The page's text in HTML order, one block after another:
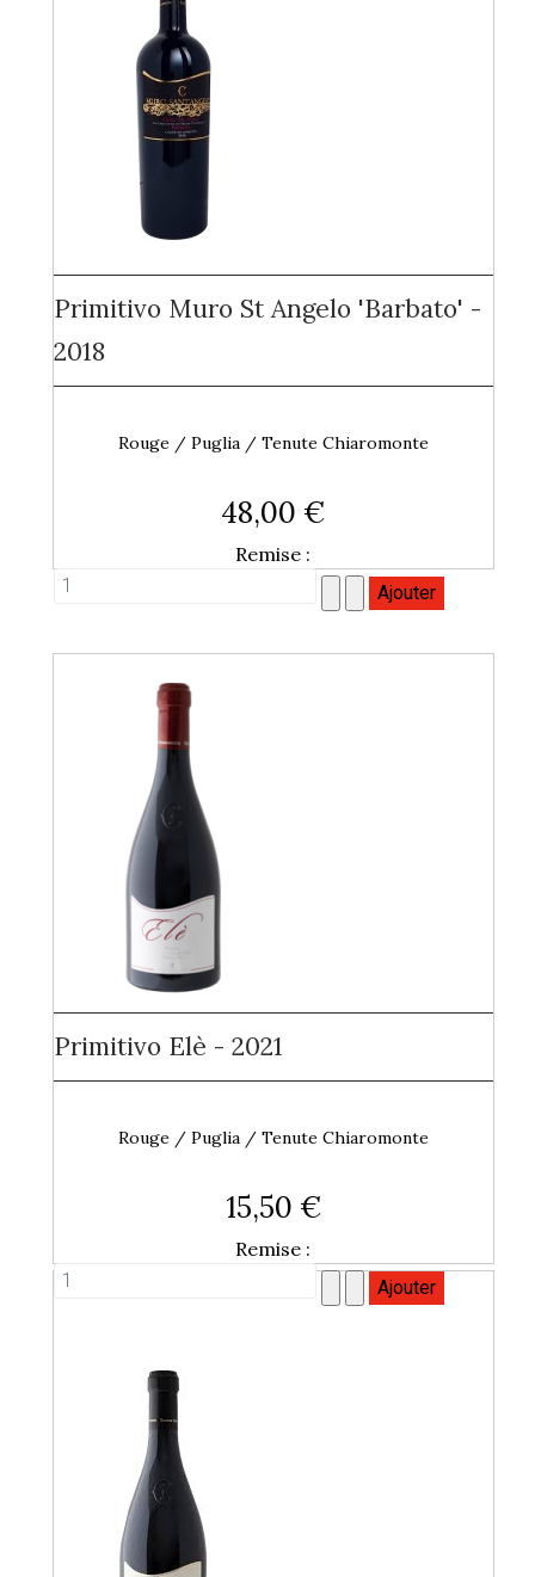
Primitivo Muro St Angelo 'Barbato' -
2018
Rouge / Puglia / Tenute Chiaromonte
48,00 €
Remise :
Primitivo Elè - 2021
Rouge / Puglia / Tenute Chiaromonte
15,50 €
Remise :